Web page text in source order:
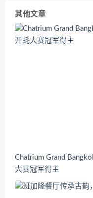
其他文章
Chatrium Grand
大赛冠军得主